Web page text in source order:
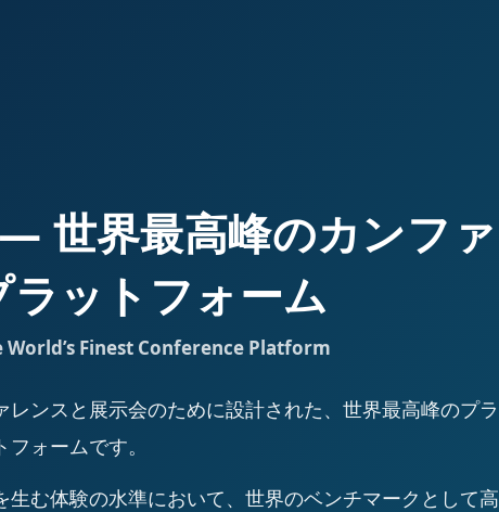
世界最高峰のカンファ
ラットフォーム
Finest Conference Platform
ンスと展示会のために設計された、世界最高峰のプラ
フォームです。
む体験の水準において、世界のベンチマークとして高